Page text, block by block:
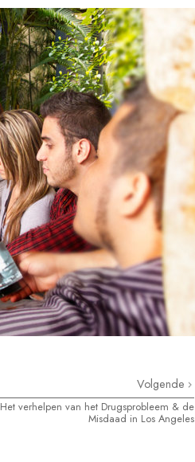
Volgende
Het verhelpen van het Drugsprobleem & de
Misdaad in Los Angeles